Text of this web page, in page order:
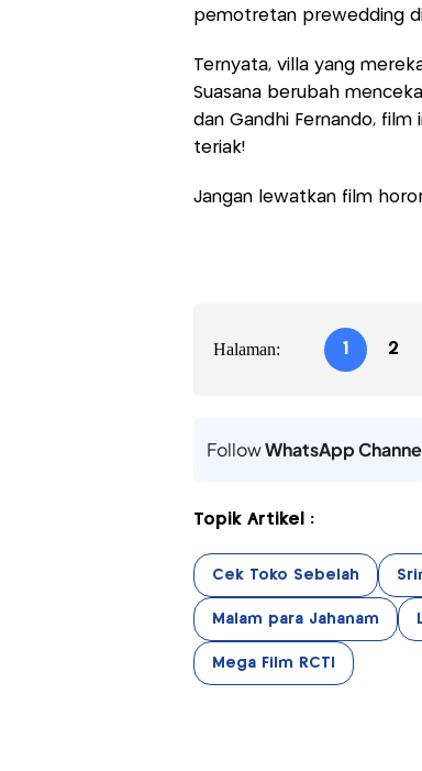
pemotretan prewedding
Ternyata, villa yang
Suasana berubah
dan Gandhi Fernando, film
teriak!
Jangan lewatkan film
Halaman: 1 2
FollowWhatsApp
Topik Artikel :
Cek Toko Sebelah
Malam para Jahanam
Mega Film RCTI